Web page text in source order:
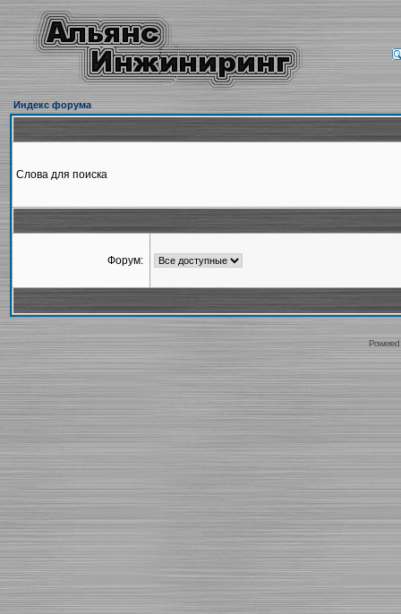
Индекс форума
Слова для поиска
Форум: